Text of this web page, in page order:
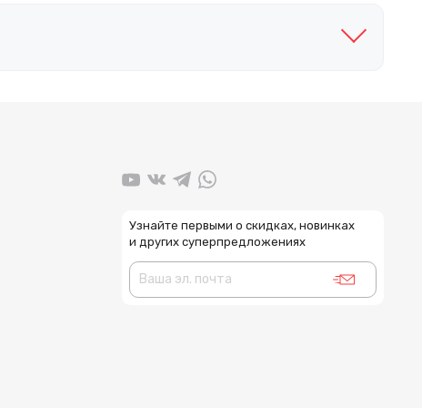
Узнайте первыми о скидках, новинках
и других суперпредложениях